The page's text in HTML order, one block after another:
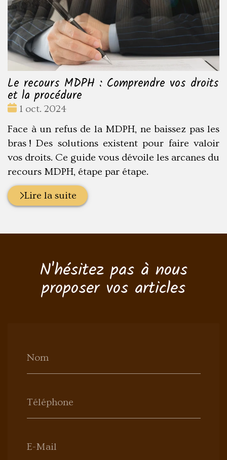
Le recours MDPH : Comprendre vos droits
et la procédure
Date
1 oct. 2024
Face à un refus de la MDPH, ne baissez pas les
bras ! Des solutions existent pour faire valoir
vos droits. Ce guide vous dévoile les arcanes du
recours MDPH, étape par étape.
Lire la suite
N'hésitez pas à nous
proposer vos articles
Nom
Téléphone
E-Mail